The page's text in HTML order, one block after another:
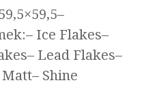
Ice Flakes–
Lead Flakes–
Shine